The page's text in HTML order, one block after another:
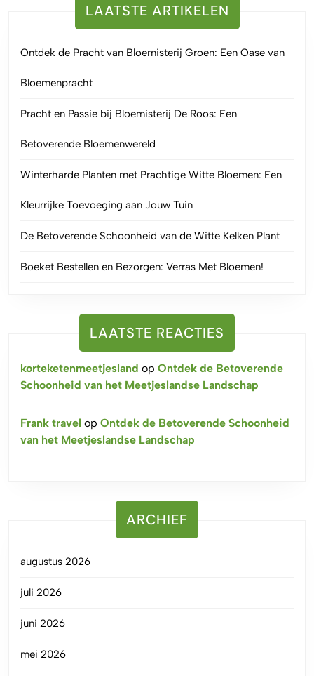
LAATSTE ARTIKELEN
Ontdek de Pracht van Bloemisterij Groen: Een Oase van
Bloemenpracht
Pracht en Passie bij Bloemisterij De Roos: Een
Betoverende Bloemenwereld
Winterharde Planten met Prachtige Witte Bloemen: Een
Kleurrijke Toevoeging aan Jouw Tuin
De Betoverende Schoonheid van de Witte Kelken Plant
Boeket Bestellen en Bezorgen: Verras Met Bloemen!
LAATSTE REACTIES
korteketenmeetjesland op Ontdek de Betoverende
Schoonheid van het Meetjeslandse Landschap
Frank travel op Ontdek de Betoverende Schoonheid
van het Meetjeslandse Landschap
ARCHIEF
augustus 2026
juli 2026
juni 2026
mei 2026